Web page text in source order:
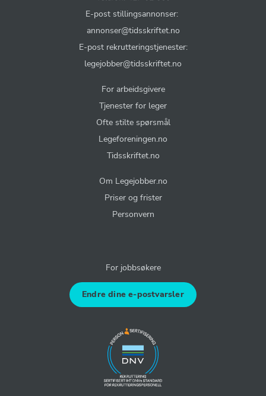
E-post stillingsannonser:
annonser@tidsskriftet.no
E-post rekrutteringstjenester:
legejobber@tidsskriftet.no
For arbeidsgivere
Tjenester for leger
Ofte stilte spørsmål
Legeforeningen.no
Tidsskriftet.no
Om Legejobber.no
Priser og frister
Personvern
For jobbsøkere
Endre dine e-postvarsler